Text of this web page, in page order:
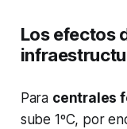
Los efectos
Para centrales
sube 1ºC, por